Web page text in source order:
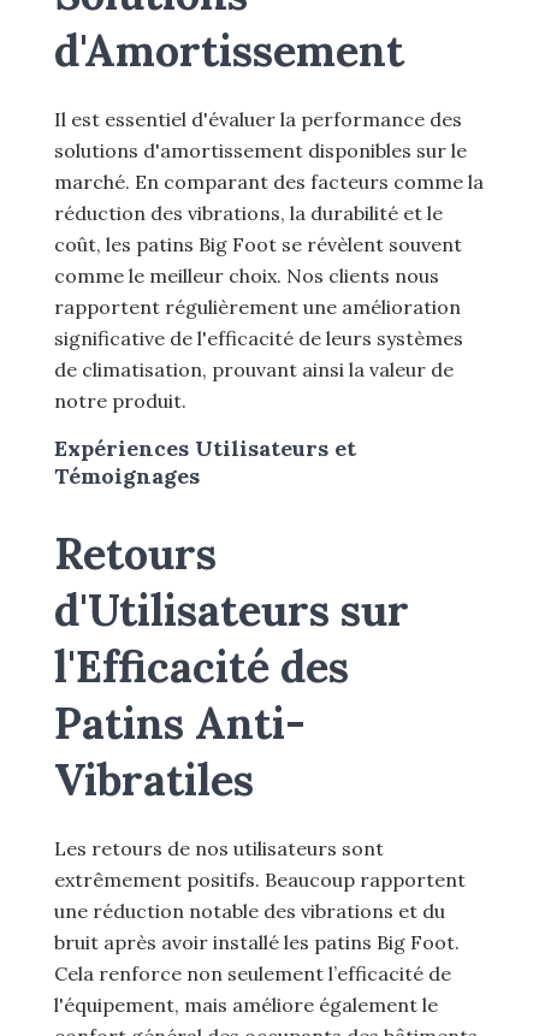
d'Amortissement
Il est essentiel d'évaluer la performance des
solutions d'amortissement disponibles sur le
marché. En comparant des facteurs comme la
réduction des vibrations, la durabilité et le
coût, les patins Big Foot se révèlent souvent
comme le meilleur choix. Nos clients nous
rapportent régulièrement une amélioration
significative de l'efficacité de leurs systèmes
de climatisation, prouvant ainsi la valeur de
notre produit.
Expériences Utilisateurs et
Témoignages
Retours
d'Utilisateurs sur
l'Efficacité des
Patins Anti-
Vibratiles
Les retours de nos utilisateurs sont
extrêmement positifs. Beaucoup rapportent
une réduction notable des vibrations et du
bruit après avoir installé les patins Big Foot.
Cela renforce non seulement l’efficacité de
l'équipement, mais améliore également le